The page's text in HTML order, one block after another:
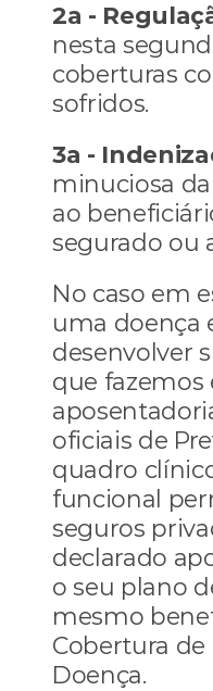
2a -
nesta
coberturas
sofridos.
3a -
minuciosa
ao
segurado ou
No caso em
uma doença
desenvolver
que fazemos
oficiais de
quadro
funcional
seguros
declarado
o seu plano
mesmo
Cobertura
Doença.